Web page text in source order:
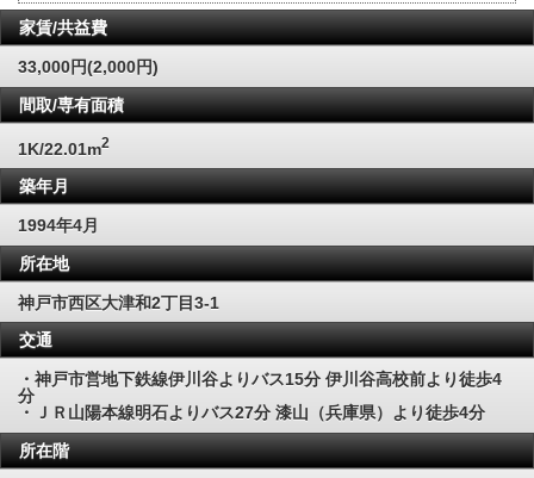
家賃/共益費
33,000円(2,000円)
間取/専有面積
1K/22.01m2
築年月
1994年4月
所在地
神戸市西区大津和2丁目3-1
交通
・神戸市営地下鉄線伊川谷よりバス15分 伊川谷高校前より徒歩4
分
・ＪＲ山陽本線明石よりバス27分 漆山（兵庫県）より徒歩4分
所在階